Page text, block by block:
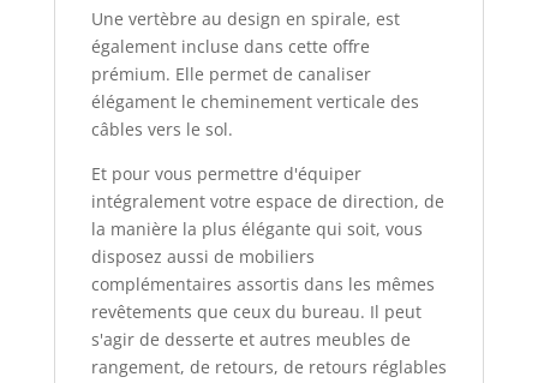
Une vertèbre au design en spirale, est
également incluse dans cette offre
prémium. Elle permet de canaliser
élégament le cheminement verticale des
câbles vers le sol.
Et pour vous permettre d'équiper
intégralement votre espace de direction, de
la manière la plus élégante qui soit, vous
disposez aussi de mobiliers
complémentaires assortis dans les mêmes
revêtements que ceux du bureau. Il peut
s'agir de desserte et autres meubles de
rangement, de retours, de retours réglables